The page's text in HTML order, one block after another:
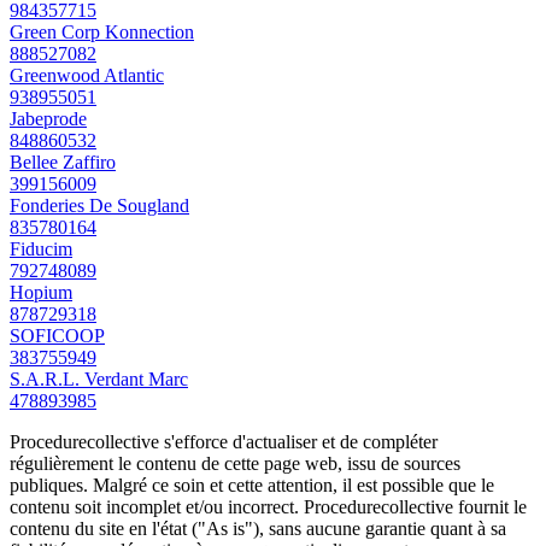
984357715
Green Corp Konnection
888527082
Greenwood Atlantic
938955051
Jabeprode
848860532
Bellee Zaffiro
399156009
Fonderies De Sougland
835780164
Fiducim
792748089
Hopium
878729318
SOFICOOP
383755949
S.A.R.L. Verdant Marc
478893985
Procedurecollective s'efforce d'actualiser et de compléter
régulièrement le contenu de cette page web, issu de sources
publiques. Malgré ce soin et cette attention, il est possible que le
contenu soit incomplet et/ou incorrect. Procedurecollective fournit le
contenu du site en l'état ("As is"), sans aucune garantie quant à sa